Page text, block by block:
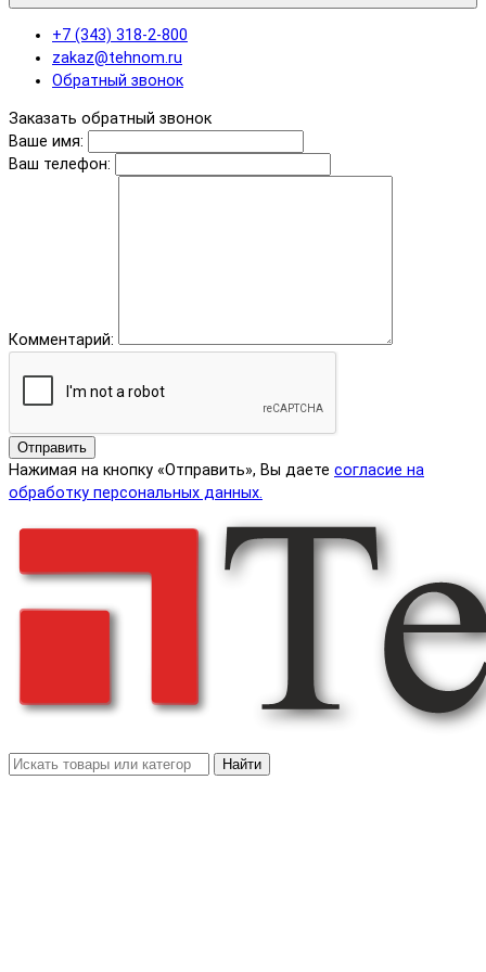
+7 (343) 318-2-800
zakaz@tehnom.ru
Обратный звонок
Заказать обратный звонок
Ваше имя:
Ваш телефон:
Комментарий:
Отправить
Нажимая на кнопку «Отправить», Вы даете согласие на
обработку персональных данных.
Найти